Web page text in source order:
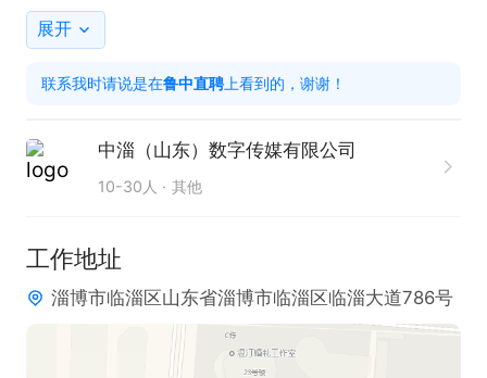
财富增值和回报。公司始终秉持着诚信、专业和创
发展和进步
展开
联系我时请说是在鲁中直聘 上看到的，谢谢！
中淄（山东）数字传媒有限公司
10-30人 其他
工作地址
淄博市临淄区山东省淄博市临淄区临淄大道786号